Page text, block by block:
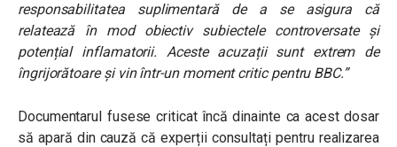
responsabilitatea suplimentară de a se asigura că
relatează în mod obiectiv subiectele controversate și
potențial inflamatorii. Aceste acuzații sunt extrem de
îngrijorătoare și vin într-un moment critic pentru BBC.”
Documentarul fusese criticat încă dinainte ca acest dosar
să apară din cauză că experții consultați pentru realizarea